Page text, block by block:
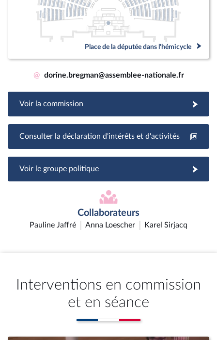
Place de la députée dans l'hémicycle
@ dorine.bregman@assemblee-nationale.fr
Voir la commission
Consulter la déclaration d'intérêts et d'activités
Voir le groupe politique
Collaborateurs
Pauline Jaffré Anna Loescher Karel Sirjacq
Interventions en commission
et en séance